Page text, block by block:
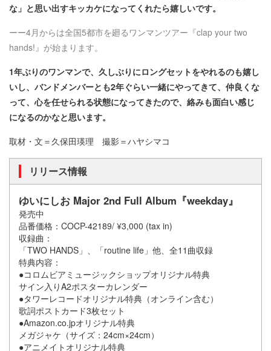
な」と思い出すキッカケになってくれたら嬉しいです。
ーー4月からは全国5都市を廻るワンマンツアー『clap your two
hands!』が始まります。
1年ぶりのワンマンで、久しぶりにロングセットをやれるのも嬉し
いし、バンドメンバーとも2年ぐらい一緒にやってきて、仲良くな
って、心を任せられる状態になってきたので、絡みも面白い感じ
になるのかなと思います。
取材・文＝久保田瑛理 撮影＝ハヤシマコ
リリース情報
ゆいにしお Major 2nd Full Album『weekday』
発売中
品番価格：COCP-42189/ ¥3,000 (tax in)
収録曲：
「TWO HANDS」、「routine life」他、全11曲収録
特典内容：
●コロムビアミュージックショップオリジナル特典
サイン入りA2ポスターカレンダー
●タワーレコードオリジナル特典（オンライン含む）
歌詞ポストカード3枚セット
●Amazon.co.jpオリジナル特典
メガジャケ（サイズ：24cm×24cm）
●アニメイトオリジナル特典